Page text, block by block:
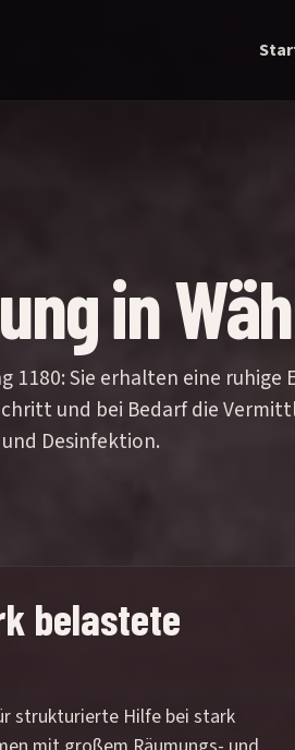
in
1180: Sie erhalten eine
und bei Bedarf die
Desinfektion.
belastete
strukturierte Hilfe bei stark